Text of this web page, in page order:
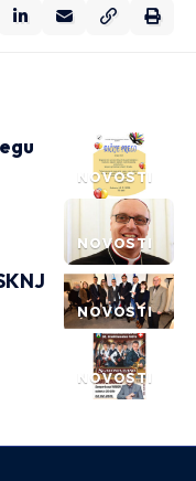
NOVOSTI
NOVOSTI
NOVOSTI
NOVOSTI